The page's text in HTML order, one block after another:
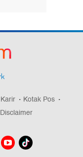
Karir
Kotak Pos
Disclaimer